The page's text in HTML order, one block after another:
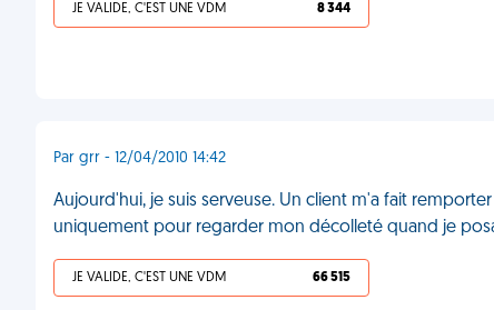
JE VALIDE, C'EST UNE VDM 8 344
Par grr - 12/04/2010 14:42
Aujourd'hui, je suis serveuse. Un client m'a fait
uniquement pour regarder mon décolleté quand je
JE VALIDE, C'EST UNE VDM 66 515